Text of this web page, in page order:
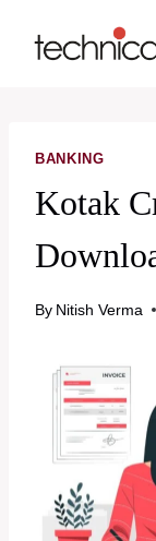
BANKING
Kotak
By Nitish Verma